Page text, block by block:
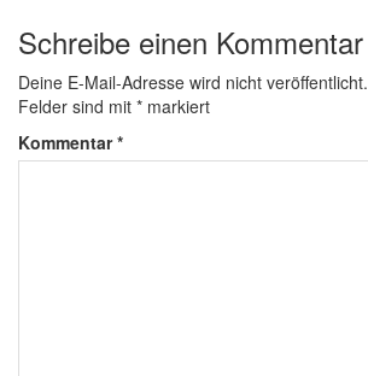
Schreibe einen Kommentar
Deine E-Mail-Adresse wird nicht veröffentlicht.
Felder sind mit * markiert
Kommentar*